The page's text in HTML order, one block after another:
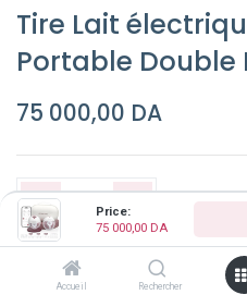
Price:
75 000,00 DA
Accueil Rechercher
Tire Lait
Portable Double
75 000,00 DA